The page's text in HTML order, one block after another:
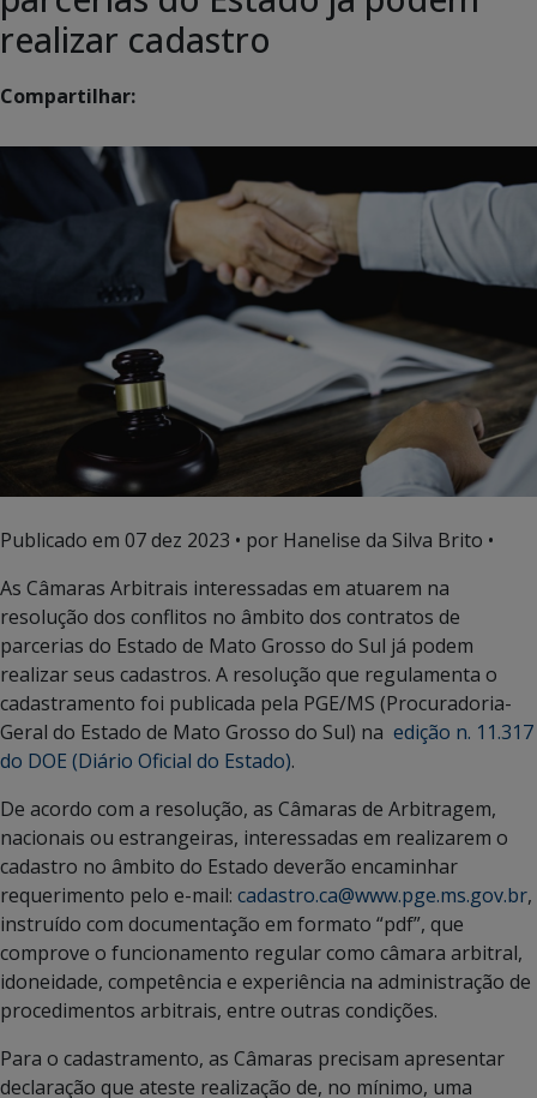
realizar cadastro
Compartilhar:
Publicado em 07 dez 2023 • por Hanelise da Silva Brito •
As Câmaras Arbitrais interessadas em atuarem na
resolução dos conflitos no âmbito dos contratos de
parcerias do Estado de Mato Grosso do Sul já podem
realizar seus cadastros. A resolução que regulamenta o
cadastramento foi publicada pela PGE/MS (Procuradoria-
Geral do Estado de Mato Grosso do Sul) na edição n. 11.317
do DOE (Diário Oficial do Estado).
De acordo com a resolução, as Câmaras de Arbitragem,
nacionais ou estrangeiras, interessadas em realizarem o
cadastro no âmbito do Estado deverão encaminhar
requerimento pelo e-mail: cadastro.ca@www.pge.ms.gov.br,
instruído com documentação em formato “pdf”, que
comprove o funcionamento regular como câmara arbitral,
idoneidade, competência e experiência na administração de
procedimentos arbitrais, entre outras condições.
Para o cadastramento, as Câmaras precisam apresentar
declaração que ateste realização de, no mínimo, uma